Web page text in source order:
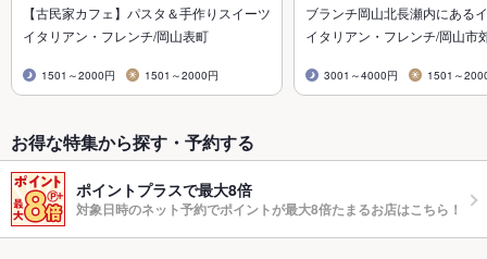
【古民家カフェ】パスタ＆手作りスイーツ
イタリアン・フレンチ/岡山表町
1501～2000円 1501～2000円
ブランチ岡山北長瀬内にある
イタリアン・フレンチ/岡山市
3001～4000円 1501～
お得な特集から探す・予約する
ポイントプラスで最大8倍
対象日時のネット予約でポイントが最大8倍たまるお店はこちら！